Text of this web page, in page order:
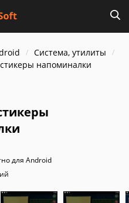
Система, утилиты
напоминалки
для Android